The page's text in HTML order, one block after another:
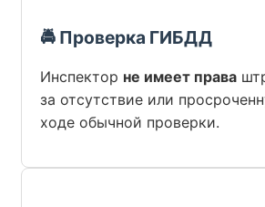
🚔 Проверка ГИБДД
Инспектор не имеет права
за отсутствие или
ходе обычной проверки.